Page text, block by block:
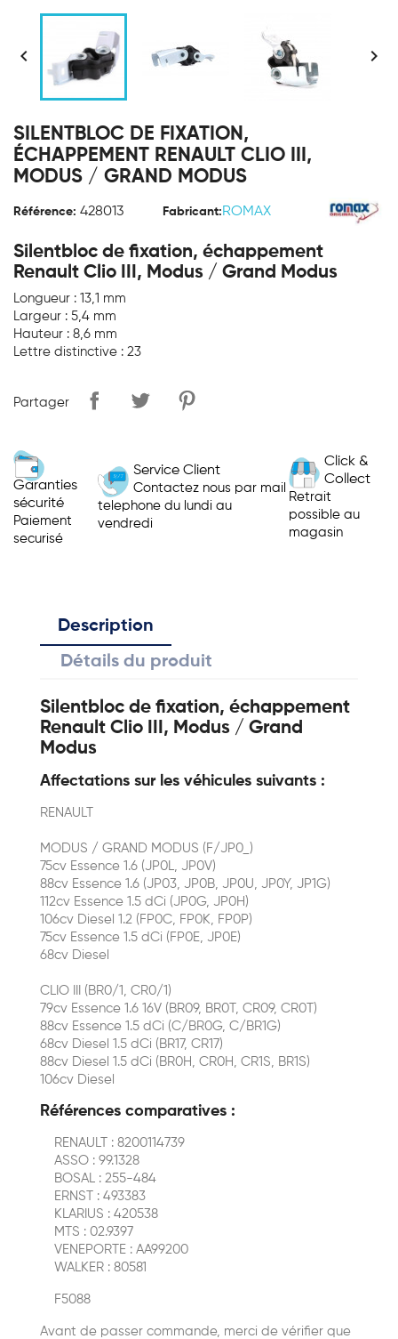
 
SILENTBLOC DE FIXATION,
ÉCHAPPEMENT RENAULT CLIO III,
MODUS / GRAND MODUS
Référence: 428013 Fabricant: ROMAX
Silentbloc de fixation, échappement
Renault Clio III, Modus / Grand Modus
Longueur : 13,1 mm
Largeur : 5,4 mm
Hauteur : 8,6 mm
Lettre distinctive : 23
Partager
Garanties
sécurité
Paiement
securisé
Service Client
Contactez nous par mail
telephone du lundi au
vendredi
Click &
Collect
Retrait
possible au
magasin
Description
Détails du produit
Silentbloc de fixation, échappement
Renault Clio III, Modus / Grand
Modus
Affectations sur les véhicules suivants :
RENAULT
MODUS / GRAND MODUS (F/JP0_)
75cv Essence 1.6 (JP0L, JP0V)
88cv Essence 1.6 (JP03, JP0B, JP0U, JP0Y, JP1G)
112cv Essence 1.5 dCi (JP0G, JP0H)
106cv Diesel 1.2 (FP0C, FP0K, FP0P)
75cv Essence 1.5 dCi (FP0E, JP0E)
68cv Diesel
CLIO III (BR0/1, CR0/1)
79cv Essence 1.6 16V (BR09, BR0T, CR09, CR0T)
88cv Essence 1.5 dCi (C/BR0G, C/BR1G)
68cv Diesel 1.5 dCi (BR17, CR17)
88cv Diesel 1.5 dCi (BR0H, CR0H, CR1S, BR1S)
106cv Diesel
Références comparatives :
RENAULT : 8200114739
ASSO : 99.1328
BOSAL : 255-484
ERNST : 493383
KLARIUS : 420538
MTS : 02.9397
VENEPORTE : AA99200
WALKER : 80581
F5088
Avant de passer commande, merci de vérifier que